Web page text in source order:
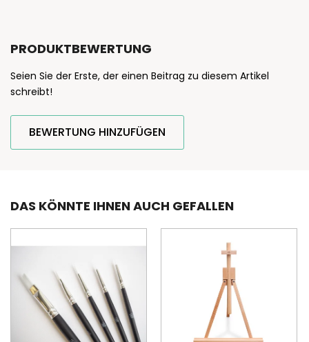
PRODUKTBEWERTUNG
Seien Sie der Erste, der einen Beitrag zu diesem Artikel
schreibt!
BEWERTUNG HINZUFÜGEN
DAS KÖNNTE IHNEN AUCH GEFALLEN